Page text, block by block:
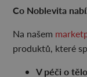
Co Noblevita
Na našem
produktů, které
V péči o